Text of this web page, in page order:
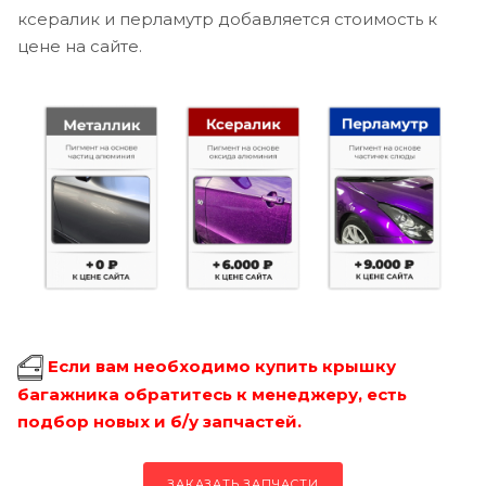
ксералик и перламутр добавляется стоимость к
цене на сайте.
Если вам необходимо купить крышку
багажника обратитесь к менеджеру, есть
подбор новых и б/у запчастей.